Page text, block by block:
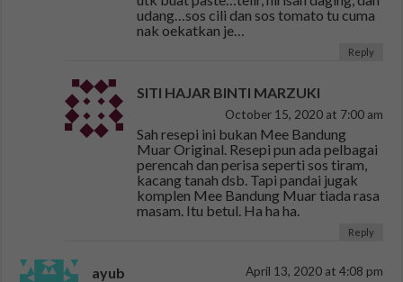
udang…sos cili dan sos tomato tu cuma
nak oekatkan je…
Reply
SITI HAJAR BINTI MARZUKI
October 15, 2020 at 7:00 am
Sah resepi ini bukan Mee Bandung
Muar Original. Resepi pun ada pelbagai
perencah dan perisa seperti sos tiram,
kacang tanah dsb. Tapi pandai jugak
komplen Mee Bandung Muar tiada rasa
masam. Itu betul. Ha ha ha.
Reply
ayub April 13, 2020 at 4:08 pm